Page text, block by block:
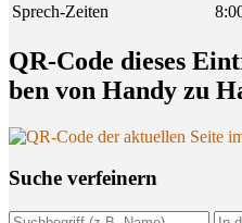
Sprech-Zeiten
QR-Code die­ses
ben von Han­dy zu
Suche ver­fei­nern